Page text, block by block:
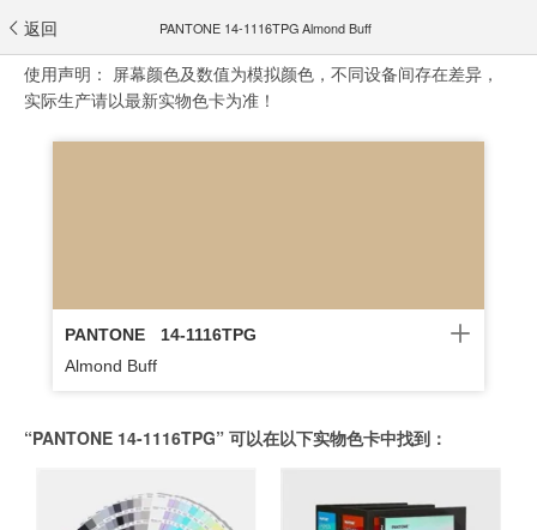
返回 PANTONE 14-1116TPG Almond Buff
使用声明： 屏幕颜色及数值为模拟颜色，不同设备间存在差异，
实际生产请以最新实物色卡为准！
PANTONE
14-1116TPG
Almond Buff
“PANTONE 14-1116TPG” 可以在以下实物色卡中找到：